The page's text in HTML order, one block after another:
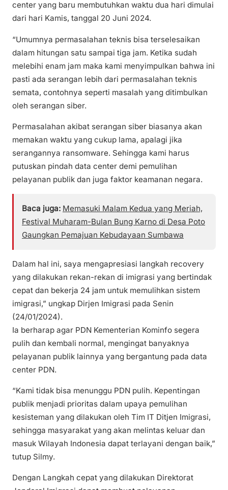
center yang baru membutuhkan waktu dua hari dimulai
dari hari Kamis, tanggal 20 Juni 2024.
“Umumnya permasalahan teknis bisa terselesaikan
dalam hitungan satu sampai tiga jam. Ketika sudah
melebihi enam jam maka kami menyimpulkan bahwa ini
pasti ada serangan lebih dari permasalahan teknis
semata, contohnya seperti masalah yang ditimbulkan
oleh serangan siber.
Permasalahan akibat serangan siber biasanya akan
memakan waktu yang cukup lama, apalagi jika
serangannya ransomware. Sehingga kami harus
putuskan pindah data center demi pemulihan
pelayanan publik dan juga faktor keamanan negara.
Baca juga: Memasuki Malam Kedua yang Meriah,
Festival Muharam-Bulan Bung Karno di Desa Poto
Gaungkan Pemajuan Kebudayaan Sumbawa
Dalam hal ini, saya mengapresiasi langkah recovery
yang dilakukan rekan-rekan di imigrasi yang bertindak
cepat dan bekerja 24 jam untuk memulihkan sistem
imigrasi,” ungkap Dirjen Imigrasi pada Senin
(24/01/2024).
Ia berharap agar PDN Kementerian Kominfo segera
pulih dan kembali normal, mengingat banyaknya
pelayanan publik lainnya yang bergantung pada data
center PDN.
“Kami tidak bisa menunggu PDN pulih. Kepentingan
publik menjadi prioritas dalam upaya pemulihan
kesisteman yang dilakukan oleh Tim IT Ditjen Imigrasi,
sehingga masyarakat yang akan melintas keluar dan
masuk Wilayah Indonesia dapat terlayani dengan baik,”
tutup Silmy.
Dengan Langkah cepat yang dilakukan Direktorat